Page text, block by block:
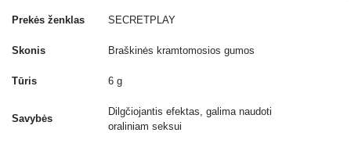
Prekės ženklas SECRETPLAY
Skonis Braškinės kramtomosios gumos
Tūris 6 g
Savybės
Dilgčiojantis efektas, galima naudoti
oraliniam seksui